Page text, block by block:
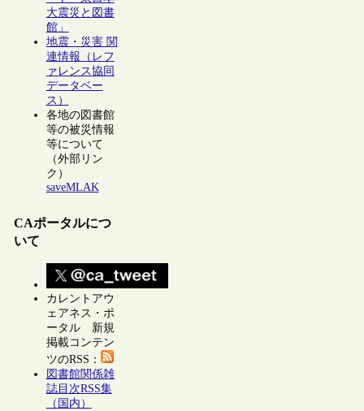
大震災と図書
館」
地震・災害 関
連情報（レフ
ァレンス協同
データベー
ス）
各地の図書館
等の被災情報
等について
（外部リン
ク）
saveMLAK
CAポータルにつ
いて
カレントアウ
ェアネス・ポ
ータル 新規
掲載コンテン
ツのRSS：
図書館関係雑
誌目次RSS集
（国内）